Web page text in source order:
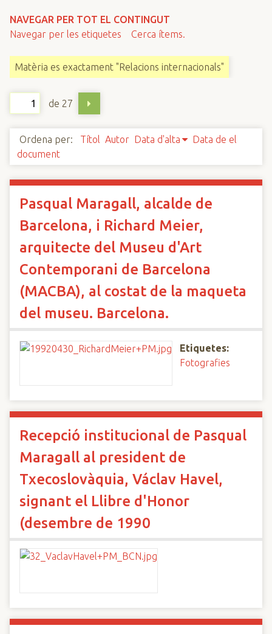
NAVEGAR PER TOT EL CONTINGUT
Navegar per les etiquetes
Cerca ítems.
Matèria es exactament "Relacions internacionals"
de 27
Ordena per: Títol Autor Data d'alta
Data de el
document
Pasqual Maragall, alcalde de
Barcelona, i Richard Meier,
arquitecte del Museu d'Art
Contemporani de Barcelona
(MACBA), al costat de la maqueta
del museu. Barcelona.
Etiquetes:
Fotografies
Recepció institucional de Pasqual
Maragall al president de
Txecoslovàquia, Václav Havel,
signant el Llibre d'Honor
(desembre de 1990